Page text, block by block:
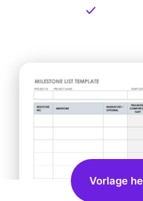
Vorlage